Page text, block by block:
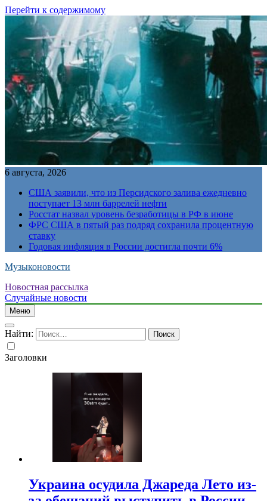
Перейти к содержимому
6 августа, 2026
США заявили, что из Персидского залива ежедневно
поступает 13 млн баррелей нефти
Росстат назвал уровень безработицы в РФ в июне
ФРС США в пятый раз подряд сохранила процентную
ставку
Годовая инфляция в России достигла почти 6%
Музыконовости
Новостная рассылка
Случайные новости
Меню
Найти:
Заголовки
Украина осудила Джареда Лето из-